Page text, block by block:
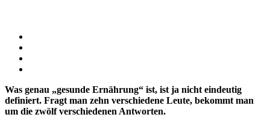
Was genau „gesunde Ernährung“ ist, ist ja nicht eindeutig
definiert. Fragt man zehn verschiedene Leute, bekommt man
um die zwölf verschiedenen Antworten.